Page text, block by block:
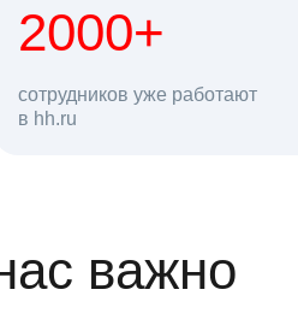
2000+
сотрудников уже работают
в hh.ru
68 млн
важно